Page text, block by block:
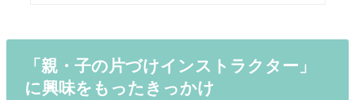
「親・子の片づけインストラクター」
に興味をもったきっかけ